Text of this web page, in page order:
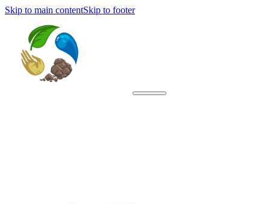
Skip to main contentSkip to footer